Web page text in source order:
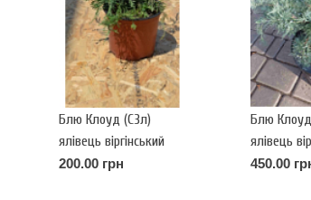
Блю Клоуд (С3л)
ялівець віргінський
"Blue Cloud" h-20, d-20
200.00 грн
Блю
ялівець
"Blue
450.00